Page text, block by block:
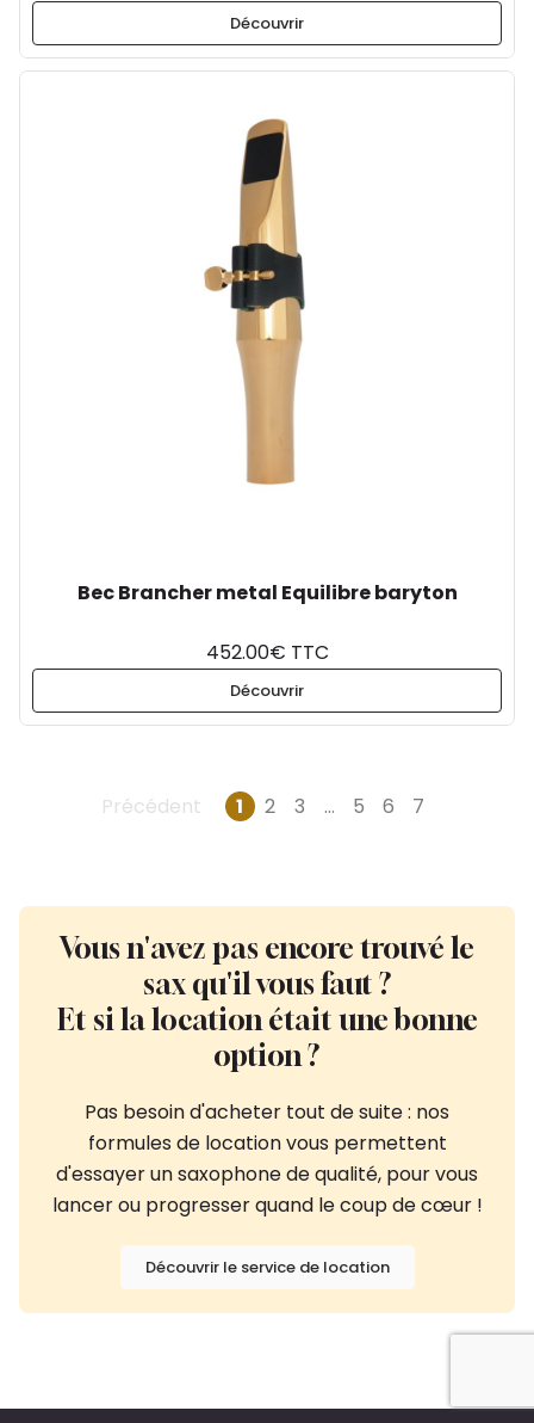
Découvrir
Bec Brancher metal Equilibre baryton
452.00€ TTC
Découvrir
Précédent 1 2 3 … 5 6 7
Vous n'avez pas encore trouvé le
sax qu'il vous faut ?
Et si la location était une bonne
option ?
Pas besoin d'acheter tout de suite : nos
formules de location vous permettent
d'essayer un saxophone de qualité, pour vous
lancer ou progresser quand le coup de cœur !
Découvrir le service de location